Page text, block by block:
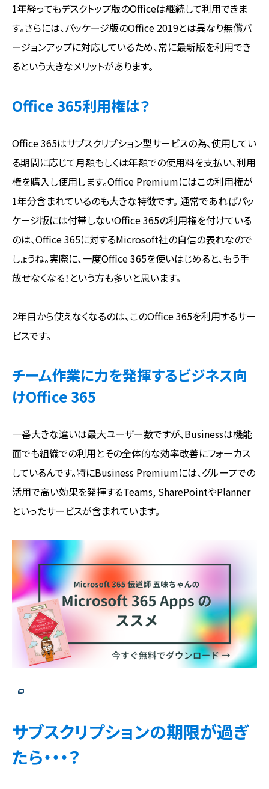
1年経ってもデスクトップ版のOfficeは継続して利用できま
す。さらには、パッケージ版のOffice 2019とは異なり無償バ
ージョンアップに対応しているため、常に最新版を利用でき
るという大きなメリットがあります。
Office 365利用権は？
Office 365はサブスクリプション型サービスの為、使用してい
る期間に応じて月額もしくは年額での使用料を支払い、利用
権を購入し使用します。Office Premiumにはこの利用権が
1年分含まれているのも大きな特徴です。 通常であればパッ
ケージ版には付帯しないOffice 365の利用権を付けている
のは、Office 365に対するMicrosoft社の自信の表れなので
しょうね。実際に、一度Office 365を使いはじめると、もう手
放せなくなる！という方も多いと思います。
2年目から使えなくなるのは、このOffice 365を利用するサー
ビスです。
チーム作業に力を発揮するビジネス向
けOffice 365
一番大きな違いは最大ユーザー数ですが、Businessは機能
面でも組織での利用とその全体的な効率改善にフォーカス
しているんです。特にBusiness Premiumには、グループでの
活用で高い効果を発揮するTeams, SharePointやPlanner
といったサービスが含まれています。
サブスクリプションの期限が過ぎ
たら・・・？